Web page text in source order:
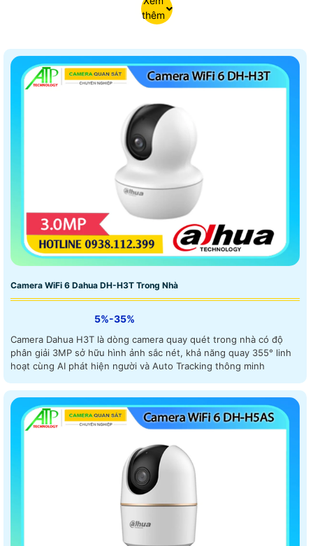
thêm
Camera WiFi 6 Dahua DH-H3T Trong Nhà
5%-35%
Camera Dahua H3T là dòng camera quay quét trong nhà có độ
phân giải 3MP sở hữu hình ảnh sắc nét, khả năng quay 355° linh
hoạt cùng AI phát hiện người và Auto Tracking thông minh